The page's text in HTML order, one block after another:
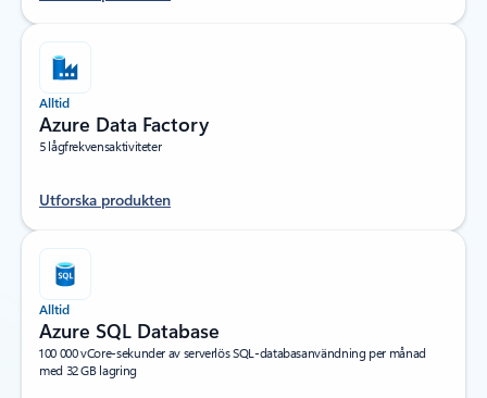
Alltid
Azure Data Factory
5 lågfrekvensaktiviteter
Utforska produkten
Alltid
Azure SQL Database
100 000 vCore-sekunder av serverlös SQL-databasanvändning per månad
med 32 GB lagring